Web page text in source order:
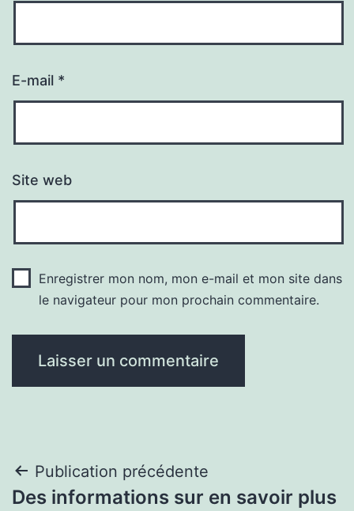
E-mail *
Site web
Enregistrer mon nom, mon e-mail et mon site dans
le navigateur pour mon prochain commentaire.
Navigation
Publication précédente
Des informations sur en savoir plus